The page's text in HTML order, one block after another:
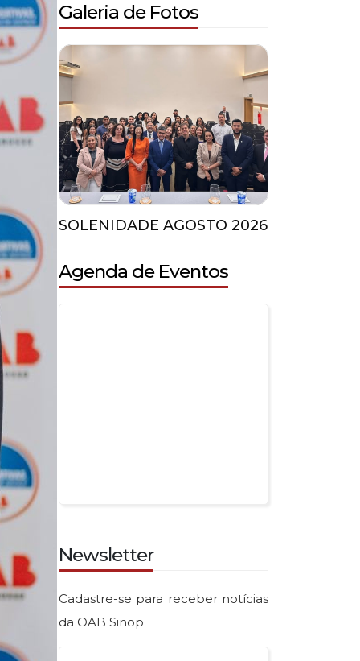
Galeria de Fotos
SOLENIDADE AGOSTO 2026
Agenda de Eventos
Newsletter
Cadastre-se para receber notícias
da OAB Sinop